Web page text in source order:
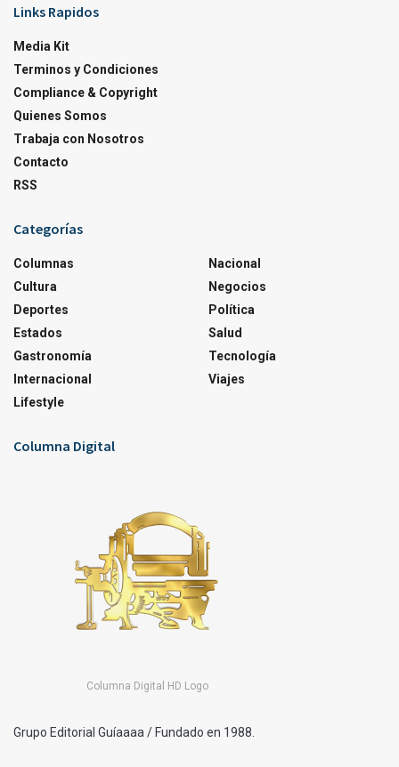
Links Rapidos
Media Kit
Terminos y Condiciones
Compliance & Copyright
Quienes Somos
Trabaja con Nosotros
Contacto
RSS
Categorías
Columnas
Cultura
Deportes
Estados
Gastronomía
Internacional
Lifestyle
Nacional
Negocios
Política
Salud
Tecnología
Viajes
Columna Digital
Columna Digital HD Logo
Grupo Editorial Guíaaaa / Fundado en 1988.